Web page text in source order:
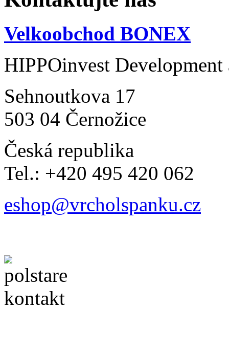
Velkoobchod BONEX
HIPPOinvest Development
Sehnoutkova 17
503 04 Černožice
Česká republika
Tel.: +420 495 420 062
eshop@vrcholspanku.cz